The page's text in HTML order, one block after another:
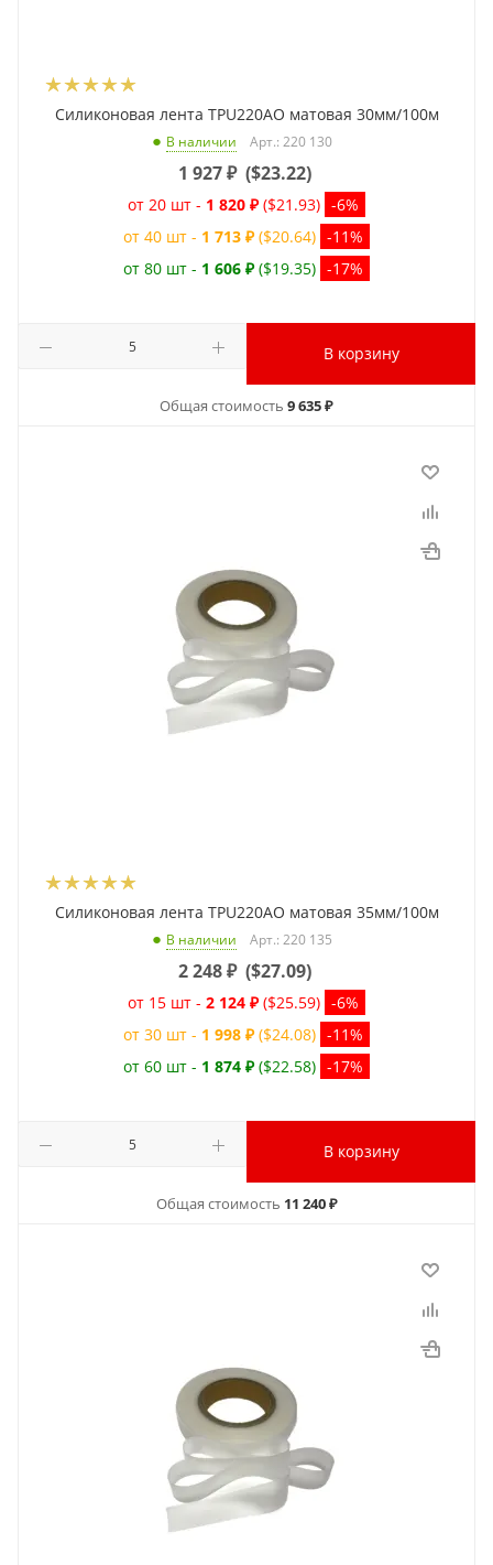
Силиконовая лента TPU220AO матовая 30мм/100м
В наличии Арт.: 220 130
1 927₽ ($23.22)
от 20 шт - 1 820 ₽ ($21.93) -6%
от 40 шт - 1 713 ₽ ($20.64) -11%
от 80 шт - 1 606 ₽ ($19.35) -17%
В корзину
Общая стоимость 9 635 ₽
Силиконовая лента TPU220AO матовая 35мм/100м
В наличии Арт.: 220 135
2 248₽ ($27.09)
от 15 шт - 2 124 ₽ ($25.59) -6%
от 30 шт - 1 998 ₽ ($24.08) -11%
от 60 шт - 1 874 ₽ ($22.58) -17%
В корзину
Общая стоимость 11 240 ₽